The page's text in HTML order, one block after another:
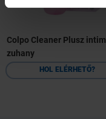
Colpo Cleaner Plusz intim
zuhany
HOL ELÉRHETŐ?